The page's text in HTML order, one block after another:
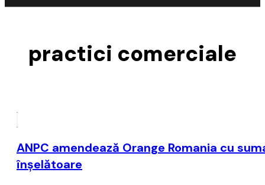
practici comerciale
ANPC amendează Orange Romania cu
înşelătoare